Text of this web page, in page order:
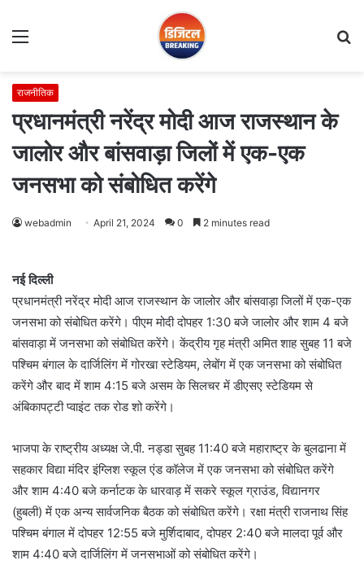
Menu
राजनीतिक
प्रधानमंत्री नरेंद्र मोदी आज राजस्थान के
जालोर और बांसवाड़ा जिलों में एक-एक
जनसभा को संबोधित करेंगे
webadmin April 21, 2024 0 2 minutes read
नई दिल्ली
प्रधानमंत्री नरेंद्र मोदी आज राजस्थान के जालोर और बांसवाड़ा जिलों में एक-एक
जनसभा को संबोधित करेंगे। पीएम मोदी दोपहर 1:30 बजे जालोर और शाम 4 बजे
बांसवाड़ा में जनसभा को संबोधित करेंगे। केंद्रीय गृह मंत्री अमित शाह सुबह 11 बजे
पश्चिम बंगाल के दार्जिलिंग में गोरखा स्टेडियम, लेबोंग में एक जनसभा को संबोधित
करेंगे और बाद में शाम 4:15 बजे असम के सिलचर में डीएसए स्टेडियम से
अंबिकापट्टी प्वाइंट तक रोड शो करेंगे।
भाजपा के राष्ट्रीय अध्यक्ष जे.पी. नड्डा सुबह 11:40 बजे महाराष्ट्र के बुलढाना में
सहकार विद्या मंदिर इंग्लिश स्कूल एंड कॉलेज में एक जनसभा को संबोधित करेंगे
और शाम 4:40 बजे कर्नाटक के धारवाड़ में सकरे स्कूल ग्राउंड, विद्यानगर
(हुबली) में एक अन्य सार्वजनिक बैठक को संबोधित करेंगे। रक्षा मंत्री राजनाथ सिंह
पश्चिम बंगाल में दोपहर 12:55 बजे मुर्शिदाबाद, दोपहर 2:40 बजे मालदा पूर्व और
शाम 4:40 बजे दार्जिलिंग में जनसभाओं को संबोधित करेंगे।